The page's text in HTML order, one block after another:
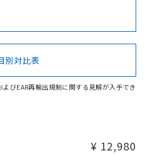
Cd Cr(VI)
る可能性があります。
品の規格認証/適合状況ページへ
らのページからご検索ください
別対比表
びEAR再輸出規制に関する見解が入手でき
¥ 12,980